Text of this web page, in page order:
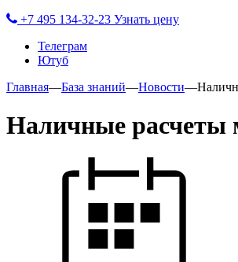
+7 495 134-32-23 Узнать цену
Телеграм
Ютуб
Главная—База знаний—Новости—
Наличные расчеты